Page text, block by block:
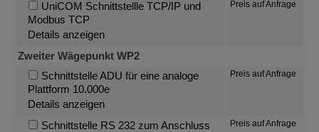
UniCOM Schnittstellle TCP/IP und
Modbus TCP
Details anzeigen
Preis auf Anfrage
Zweiter Wägepunkt WP2
Schnittstelle ADU für eine analoge
Plattform 10.000e
Details anzeigen
Preis auf Anfrage
Schnittstelle RS 232 zum Anschluss
Preis auf Anfrage